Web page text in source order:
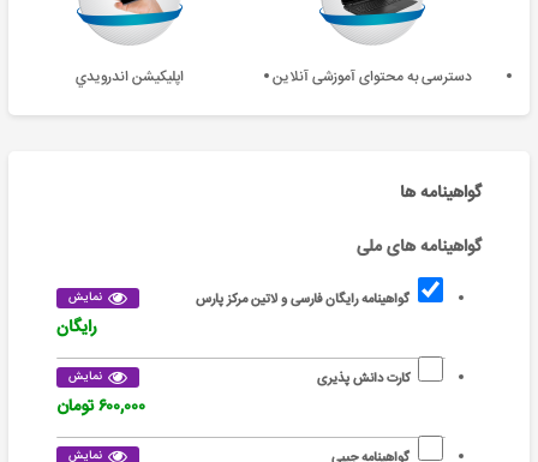
دسترسی به محتوای آموزشی آنلاین اپليکيشن اندرويدي
گواهینامه ها
گواهینامه های ملی
گواهینامه رایگان فارسی و لاتین مرکز پارس نمایش
رایگان
کارت دانش پذیری نمایش
۶۰۰,۰۰۰ تومان
گواهینامه جیبی نمایش